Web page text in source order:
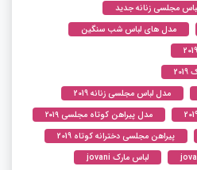
مجلسی زنانه جدید
مدل های لباس شب سنگین
مدل لباس مجلسی زنانه 2019
مدل پیراهن کوتاه مجلسی ۲۰۱۹
پیراهن مجلسی دخترانه کوتاه 2019
لباس مارک jovani